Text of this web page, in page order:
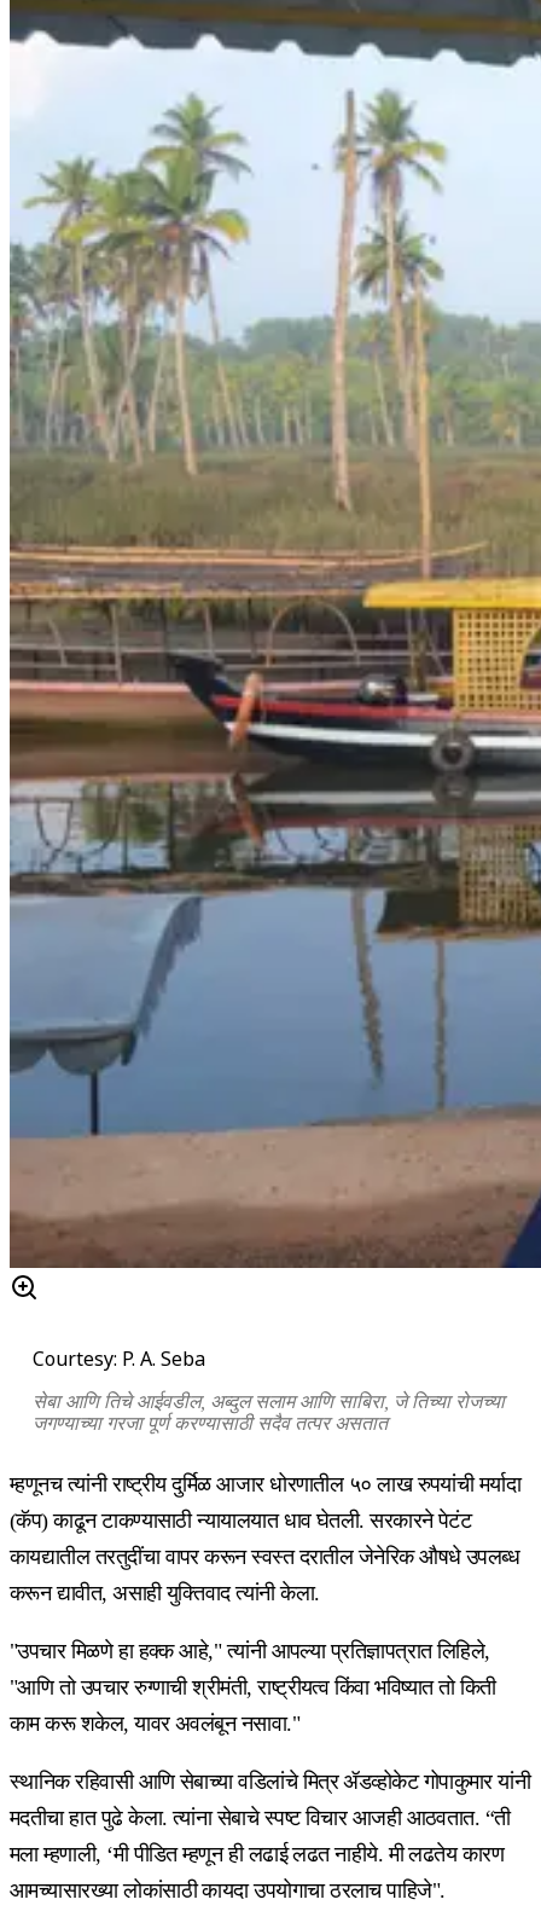
Courtesy: P. A. Seba
सेबा आणि तिचे आईवडील, अब्दुल सलाम आणि साबिरा, जे तिच्या रोजच्या
जगण्याच्या गरजा पूर्ण करण्यासाठी सदैव तत्पर असतात
म्हणूनच त्यांनी राष्ट्रीय दुर्मिळ आजार धोरणातील ५० लाख रुपयांची मर्यादा
(कॅप) काढून टाकण्यासाठी न्यायालयात धाव घेतली. सरकारने पेटंट
कायद्यातील तरतुदींचा वापर करून स्वस्त दरातील जेनेरिक औषधे उपलब्ध
करून द्यावीत, असाही युक्तिवाद त्यांनी केला.
"उपचार मिळणे हा हक्क आहे," त्यांनी आपल्या प्रतिज्ञापत्रात लिहिले,
"आणि तो उपचार रुग्णाची श्रीमंती, राष्ट्रीयत्व किंवा भविष्यात तो किती
काम करू शकेल, यावर अवलंबून नसावा."
स्थानिक रहिवासी आणि सेबाच्या वडिलांचे मित्र ॲडव्होकेट गोपाकुमार यांनी
मदतीचा हात पुढे केला. त्यांना सेबाचे स्पष्ट विचार आजही आठवतात. “ती
मला म्हणाली, ‘मी पीडित म्हणून ही लढाई लढत नाहीये. मी लढतेय कारण
आमच्यासारख्या लोकांसाठी कायदा उपयोगाचा ठरलाच पाहिजे".